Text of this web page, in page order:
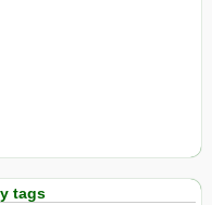
tags